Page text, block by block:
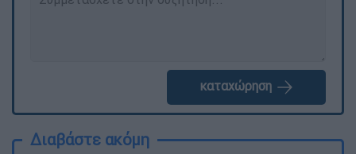
καταχώρηση
Διαβάστε ακόμη